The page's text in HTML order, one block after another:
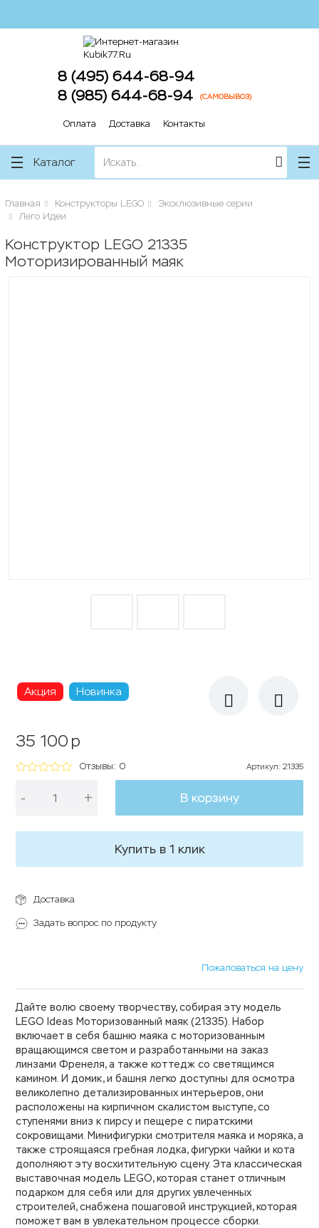
8 (495) 644-68-94
8 (985) 644-68-94
(САМОВЫВОЗ)
Оплата Доставка Контакты
Каталог
Главная Конструкторы LEGO
Эксклюзивные серии
Лего Идеи
Конструктор LEGO 21335
Моторизированный маяк
Акция Новинка
35 100 p
Отзывы: 0 Артикул: 21335
- + В корзину
Купить в 1 клик
Доставка
Задать вопрос по продукту
Пожаловаться на цену
Дайте волю своему творчеству, собирая эту модель
LEGO Ideas Моторизованный маяк (21335). Набор
включает в себя башню маяка с моторизованным
вращающимся светом и разработанными на заказ
линзами Френеля, а также коттедж со светящимся
камином. И домик, и башня легко доступны для осмотра
великолепно детализированных интерьеров, они
расположены на кирпичном скалистом выступе, со
ступенями вниз к пирсу и пещере с пиратскими
сокровищами. Минифигурки смотрителя маяка и моряка, а
также строящаяся гребная лодка, фигурки чайки и кота
дополняют эту восхитительную сцену. Эта классическая
выставочная модель LEGO, которая станет отличным
подарком для себя или для других увлеченных
строителей, снабжена пошаговой инструкцией, которая
поможет вам в увлекательном процессе сборки.